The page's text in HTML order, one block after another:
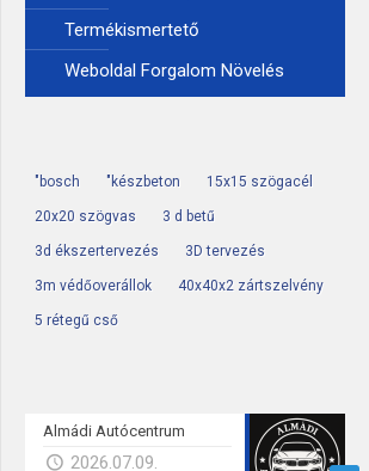
Termékismertető
Weboldal Forgalom Növelés
"bosch "készbeton 15x15 szögacél
20x20 szögvas 3 d betű
3d ékszertervezés 3D tervezés
3m védőoverállok 40x40x2 zártszelvény
5 rétegű cső
Almádi Autócentrum
2026.07.09.